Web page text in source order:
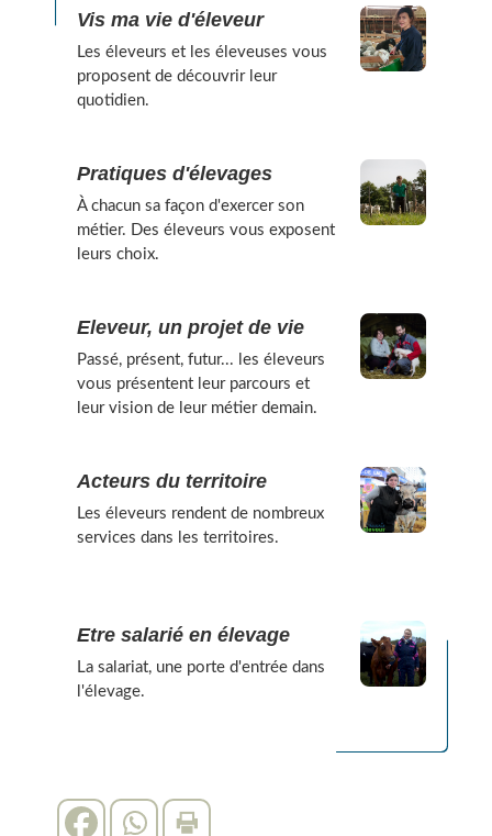
Vis ma vie d'éleveur
Les éleveurs et les éleveuses vous
proposent de découvrir leur
quotidien.
Pratiques d'élevages
À chacun sa façon d'exercer son
métier. Des éleveurs vous exposent
leurs choix.
Eleveur, un projet de vie
Passé, présent, futur... les éleveurs
vous présentent leur parcours et
leur vision de leur métier demain.
Acteurs du territoire
Les éleveurs rendent de nombreux
services dans les territoires.
Etre salarié en élevage
La salariat, une porte d'entrée dans
l'élevage.